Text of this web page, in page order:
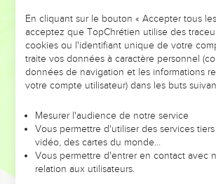
par familles.
Noé construit un autel pour le
animaux et parmi les oiseaux qui sont
de chaque espèce. Puis il les brûle
Le SEIGNEUR respire la bonne odeur
dans son cœur : « Maintenant, je ne
cause des humains. C’est vrai, leur cœur
dès leur jeunesse. Mais je ne détruirai plus
En cliquant sur le bouton « Accepter tous
acceptez que TopChrétien utilise des
cookies ou l'identifiant unique de votre
traite vos données à caractère personnel
données de navigation et les informations
votre compte utilisateur) dans les buts
Mesurer l'audience de notre service
Vous permettre d'utiliser des services
vidéo, des cartes du monde…
Vous permettre d'entrer en contact avec
relation aux utilisateurs.